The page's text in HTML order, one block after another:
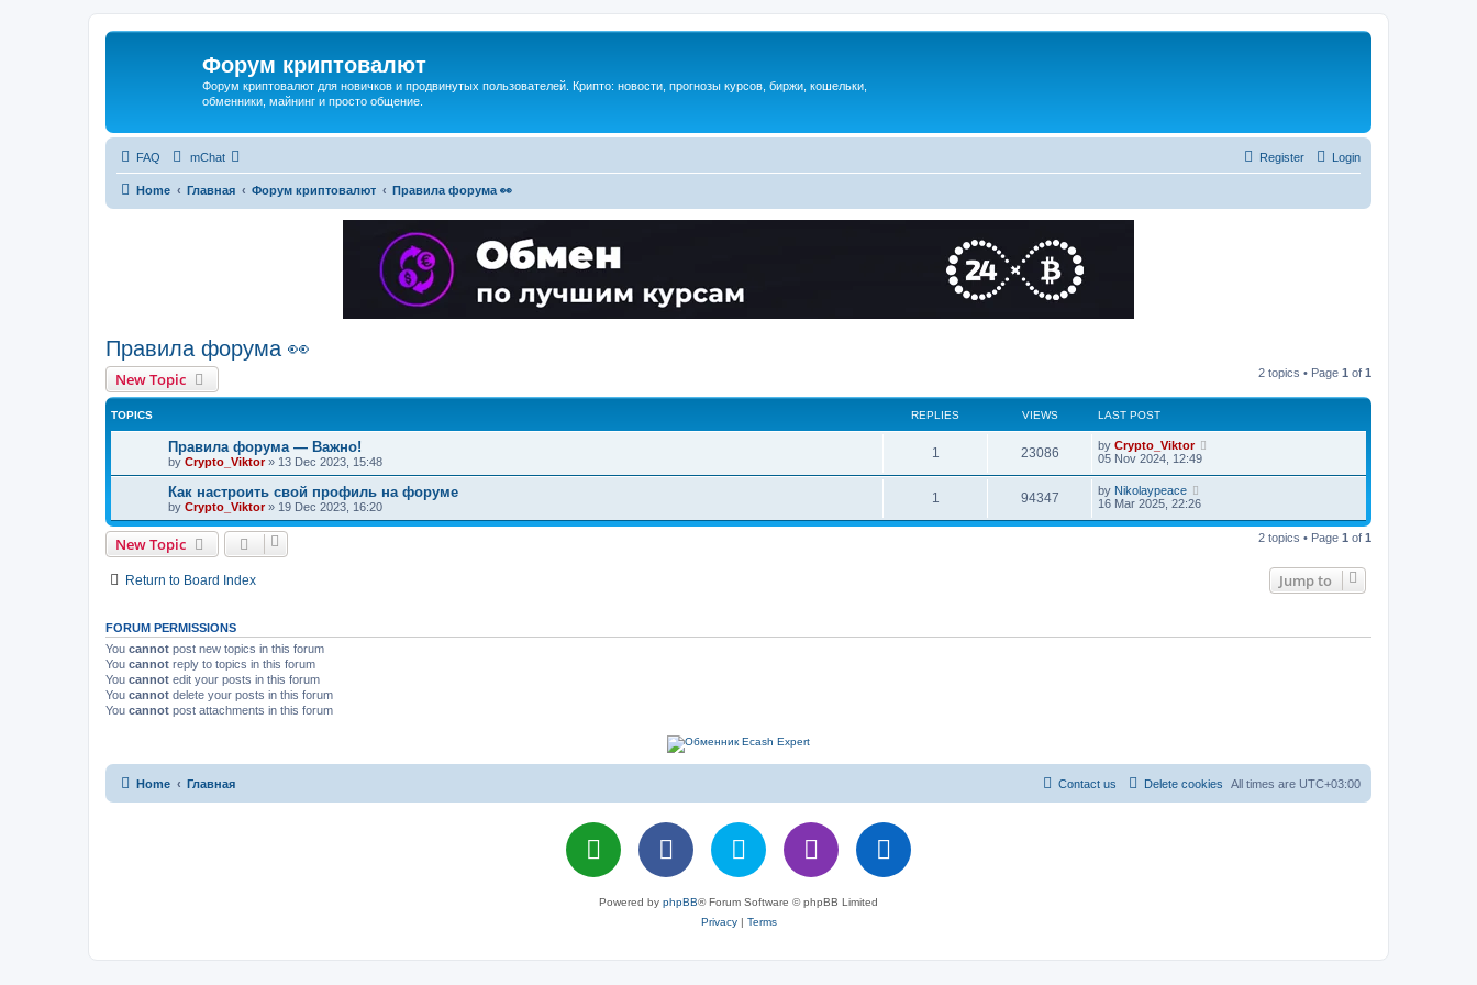
Форум криптовалют
Форум криптовалют для новичков и продвинутых пользователей. Крипто: новости, прогнозы курсов, биржи, кошельки,
обменники, майнинг и просто общение.
FAQ mChat Login
Register
Home Главная Форум криптовалют Правила форума 👀
Правила форума 👀
New Topic 2 topics • Page 1 of 1
TOPICS REPLIES VIEWS LAST POST
Правила форума — Важно!
by Crypto_Viktor» 13 Dec 2023, 15:48
1 23086 by Crypto_Viktor
05 Nov 2024, 12:49
Как настроить свой профиль на форуме
by Crypto_Viktor» 19 Dec 2023, 16:20
1 94347 by Nikolaypeace
16 Mar 2025, 22:26
New Topic 2 topics • Page 1 of 1
Return to Board Index Jump to
FORUM PERMISSIONS
You cannot post new topics in this forum
You cannot reply to topics in this forum
You cannot edit your posts in this forum
You cannot delete your posts in this forum
You cannot post attachments in this forum
Home Главная All times are UTC+03:00
Delete cookies
Contact us
Powered by phpBB® Forum Software © phpBB Limited
Privacy| Terms